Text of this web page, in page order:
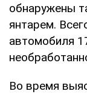
обнаружены
янтарем.
автомобиля
Во время